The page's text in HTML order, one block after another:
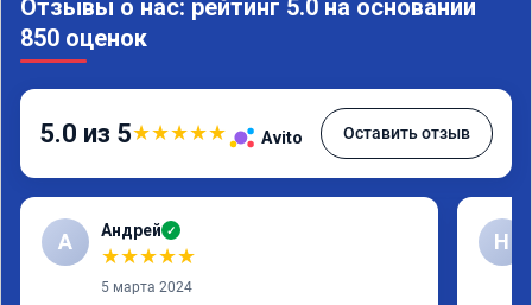
Отзывы о нас: рейтинг 5.0 на основании
850 оценок
5.0 из 5★★★★★ Avito Оставить отзыв
А Андрей ✓
★★★★★
5 марта 2024
Н